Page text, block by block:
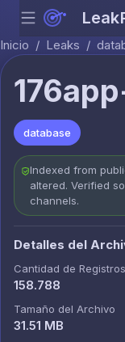
Menu
Inicio / Leaks /
database
Indexed from
altered. Verified
channels.
Detalles del
Cantidad de Registros
158.788
Tamaño del Archivo
31.51 MB